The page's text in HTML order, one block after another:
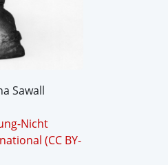
Sawall
Nicht
(CC BY-